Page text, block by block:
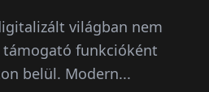
világban nem
támogató funkcióként
belül. Modern...